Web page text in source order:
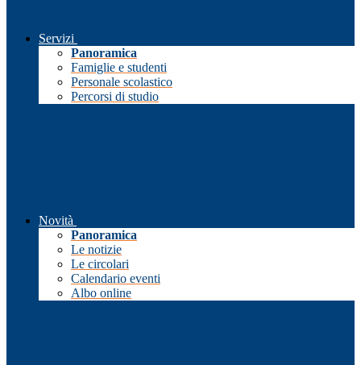
Servizi
Panoramica
Famiglie e studenti
Personale scolastico
Percorsi di studio
Novità
Panoramica
Le notizie
Le circolari
Calendario eventi
Albo online